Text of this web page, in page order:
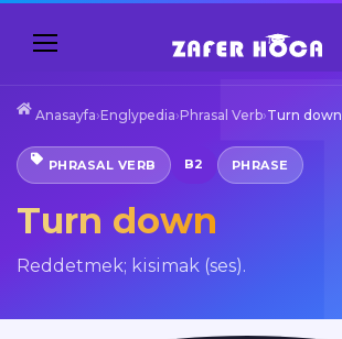
Anasayfa›Englypedia›Phrasal Verb›Turn down
PHRASAL VERB B2 PHRASE
Turn down
Reddetmek; kisimak (ses).